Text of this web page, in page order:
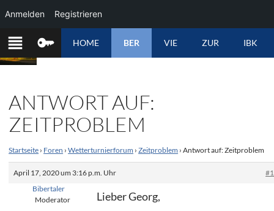
ZUM
INHALT
SPRINGEN
HOME BER VIE ZUR IBK
ANTWORT AUF:
ZEITPROBLEM
Startseite › Foren › Wetterturnierforum › Zeitproblem › Antwort auf: Zeitproblem
April 17, 2020 um 3:16 p.m. Uhr
Bibertaler
Moderator
Lieber Georg,
Anmelden Registrieren